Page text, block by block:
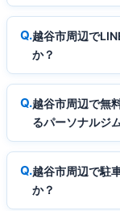
越谷市周辺で
か？
越谷市周辺で無
るパーソナルジ
越谷市周辺で駐
か？